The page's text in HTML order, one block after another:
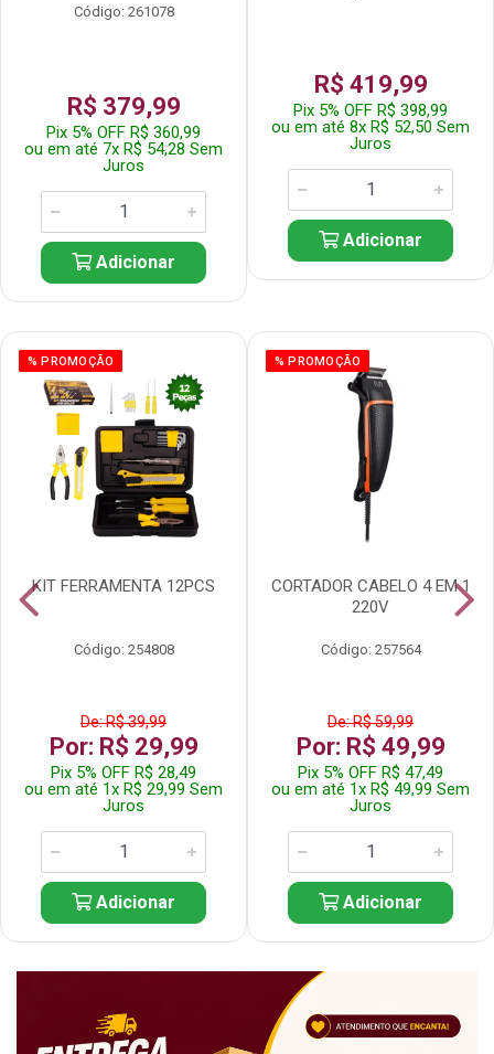
Código: 261078
R$ 379,99
Pix 5% OFF R$ 360,99
ou em até 7x R$ 54,28 Sem
Juros
Adicionar
R$ 419,99
Pix 5% OFF R$ 398,99
ou em até 8x R$ 52,50 Sem
Juros
Adicionar
% PROMOÇÃO
KIT FERRAMENTA 12PCS
Código: 254808
De: R$ 39,99
Por: R$ 29,99
Pix 5% OFF R$ 28,49
ou em até 1x R$ 29,99 Sem
Juros
Adicionar
% PROMOÇÃO
CORTADOR CABELO 4 EM 1
220V
Código: 257564
De: R$ 59,99
Por: R$ 49,99
Pix 5% OFF R$ 47,49
ou em até 1x R$ 49,99 Sem
Juros
Adicionar